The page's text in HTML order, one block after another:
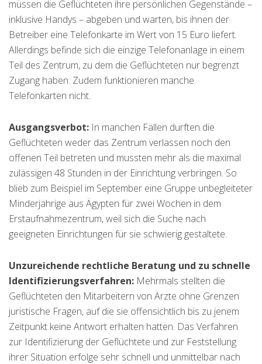
müssen die Geflüchteten ihre persönlichen Gegenstände –
inklusive Handys – abgeben und warten, bis ihnen der
Betreiber eine Telefonkarte im Wert von 15 Euro liefert.
Allerdings befinde sich die einzige Telefonanlage in einem
Teil des Zentrum, zu dem die Geflüchteten nur begrenzt
Zugang haben. Zudem funktionieren manche
Telefonkarten nicht.
Ausgangsverbot: In manchen Fällen durften die
Geflüchteten weder das Zentrum verlassen noch den
offenen Teil betreten und mussten mehr als die maximal
zulässigen 48 Stunden in der Einrichtung verbringen. So
blieb zum Beispiel im September eine Gruppe unbegleiteter
Minderjährige aus Ägypten für zwei Wochen in dem
Erstaufnahmezentrum, weil sich die Suche nach
geeigneten Einrichtungen für sie schwierig gestaltete.
Unzureichende rechtliche Beratung und zu schnelle
Identifizierungsverfahren: Mehrmals stellten die
Geflüchteten den Mitarbeitern von Ärzte ohne Grenzen
juristische Fragen, auf die sie offensichtlich bis zu jenem
Zeitpunkt keine Antwort erhalten hatten. Das Verfahren
zur Identifizierung der Geflüchtete und zur Feststellung
ihrer Situation erfolge sehr schnell und unmittelbar nach